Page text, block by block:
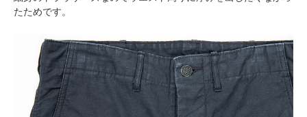
たためです。